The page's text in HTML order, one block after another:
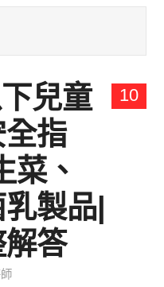
10
兒童
指
菜、
製品|
解答